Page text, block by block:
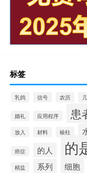
标签
乳鸽 信号 农历
婚礼 应用程序 患
放入 材料 棱柱
癌症 的人 的
精盐 系列 细胞